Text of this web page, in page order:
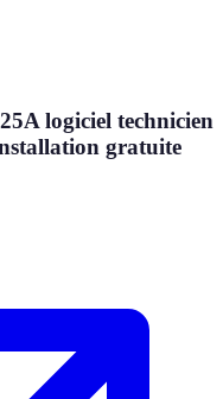
logiciel technicien
gratuite